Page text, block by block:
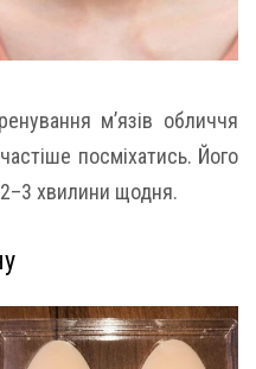
м’язів обличчя
посміхатись. Його
хвилини щодня.